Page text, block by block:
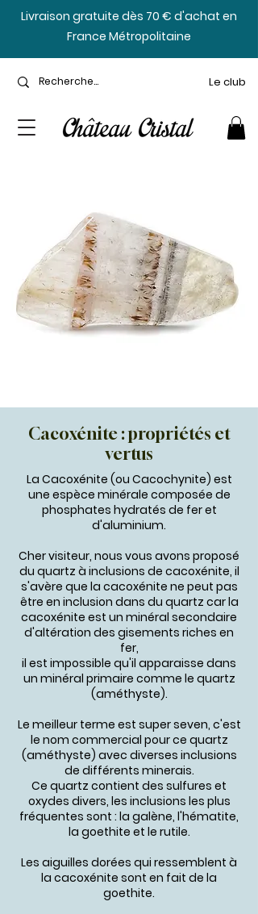
​Livraison gratuite dès 70 € d'achat en
France Métropolitaine
Le club
Cacoxénite : propriétés et
vertus
La Cacoxénite (ou Cacochynite) est
une espèce minérale composée de
phosphates hydratés de fer et
d'aluminium.
Cher visiteur, nous vous avons proposé
du quartz à inclusions de cacoxénite, il
s'avère que la cacoxénite ne peut pas
être en inclusion dans du quartz car la
cacoxénite est un minéral secondaire
d'altération des gisements riches en
fer,
il est impossible qu'il apparaisse dans
un minéral primaire comme le quartz
(améthyste).
Le meilleur terme est super seven, c'est
le nom commercial pour ce quartz
(améthyste) avec diverses inclusions
de différents minerais.
Ce quartz contient des sulfures et
oxydes divers, les inclusions les plus
fréquentes sont : la galène, l'hématite,
la goethite et le rutile.
Les aiguilles dorées qui ressemblent à
la cacoxénite sont en fait de la
goethite.